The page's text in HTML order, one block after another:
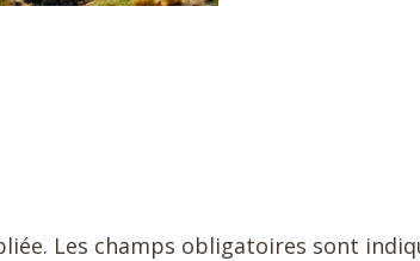
Les champs obligatoires sont